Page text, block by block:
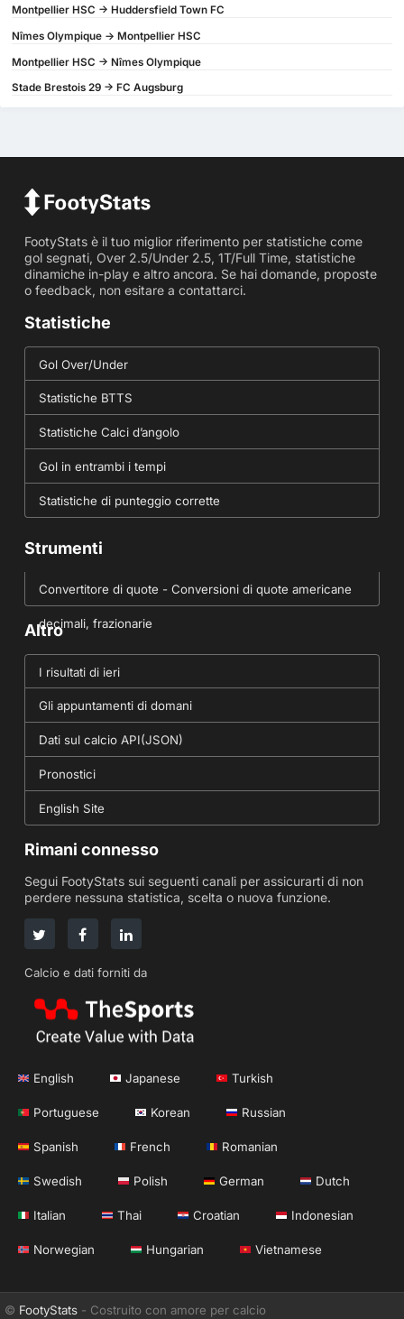
Montpellier HSC -> Huddersfield Town FC
Nîmes Olympique -> Montpellier HSC
Montpellier HSC -> Nîmes Olympique
Stade Brestois 29 -> FC Augsburg
FootyStats è il tuo miglior riferimento per statistiche come
gol segnati, Over 2.5/Under 2.5, 1T/Full Time, statistiche
dinamiche in-play e altro ancora. Se hai domande, proposte
o feedback, non esitare a contattarci.
Statistiche
Gol Over/Under
Statistiche BTTS
Statistiche Calci d’angolo
Gol in entrambi i tempi
Statistiche di punteggio corrette
Strumenti
Convertitore di quote - Conversioni di quote americane
decimali, frazionarie
Altro
I risultati di ieri
Gli appuntamenti di domani
Dati sul calcio API(JSON)
Pronostici
English Site
Rimani connesso
Segui FootyStats sui seguenti canali per assicurarti di non
perdere nessuna statistica, scelta o nuova funzione.
Calcio e dati forniti da
English Japanese Turkish
Portuguese Korean Russian
Spanish French Romanian
Swedish Polish German Dutch
Italian Thai Croatian Indonesian
Norwegian Hungarian Vietnamese
© FootyStats - Costruito con amore per calcio